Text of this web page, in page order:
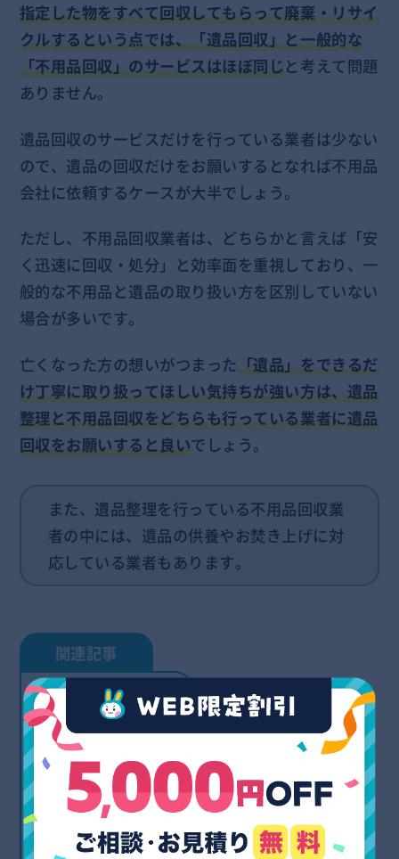
指定した物をすべて回収してもらって廃棄・リサイ
クルするという点では、「遺品回収」と一般的な
「不用品回収」のサービスはほぼ同じと考えて問題
ありません。
遺品回収のサービスだけを行っている業者は少ない
ので、遺品の回収だけをお願いするとなれば不用品
会社に依頼するケースが大半でしょう。
ただし、不用品回収業者は、どちらかと言えば「安
く迅速に回収・処分」と効率面を重視しており、一
般的な不用品と遺品の取り扱い方を区別していない
場合が多いです。
亡くなった方の想いがつまった「遺品」をできるだ
け丁寧に取り扱ってほしい気持ちが強い方は、遺品
整理と不用品回収をどちらも行っている業者に遺品
回収をお願いすると良いでしょう。
また、遺品整理を行っている不用品回収業
者の中には、遺品の供養やお焚き上げに対
応している業者もあります。
不用品回収は業者に任
せるべき？無料で出来
ることと出来ないこと